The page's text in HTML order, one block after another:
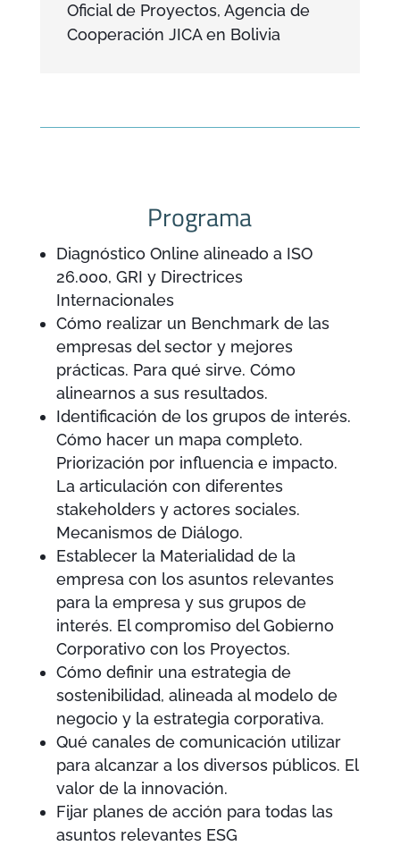
Oficial de Proyectos, Agencia de
Cooperación JICA en Bolivia
Programa
Diagnóstico Online alineado a ISO
26.000, GRI y Directrices
Internacionales
Cómo realizar un Benchmark de las
empresas del sector y mejores
prácticas. Para qué sirve. Cómo
alinearnos a sus resultados.
Identificación de los grupos de interés.
Cómo hacer un mapa completo.
Priorización por influencia e impacto.
La articulación con diferentes
stakeholders y actores sociales.
Mecanismos de Diálogo.
Establecer la Materialidad de la
empresa con los asuntos relevantes
para la empresa y sus grupos de
interés. El compromiso del Gobierno
Corporativo con los Proyectos.
Cómo definir una estrategia de
sostenibilidad, alineada al modelo de
negocio y la estrategia corporativa.
Qué canales de comunicación utilizar
para alcanzar a los diversos públicos. El
valor de la innovación.
Fijar planes de acción para todas las
asuntos relevantes ESG